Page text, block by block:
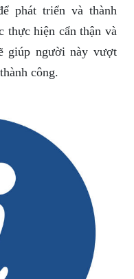
phát triển và thành
thực hiện cẩn thận và
giúp người này vượt
công.